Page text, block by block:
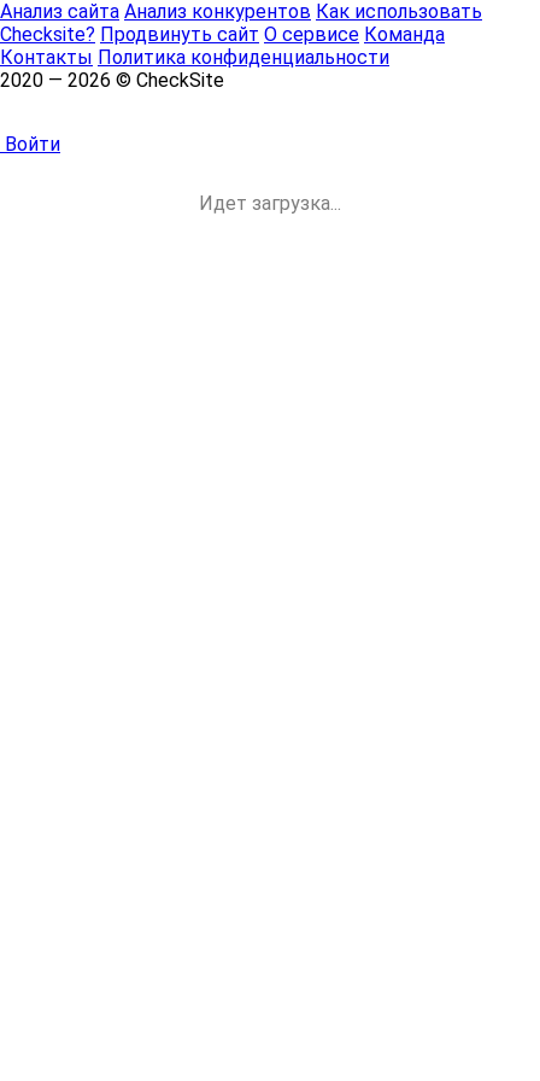
Анализ сайта Анализ конкурентов Как использовать
Checksite? Продвинуть сайт О сервисе Команда
Контакты Политика конфиденциальности
2020 — 2026 © CheckSite
Войти
Идет загрузка...